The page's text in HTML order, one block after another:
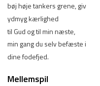
bøj høje tankers grene, giv
ydmyg kærlighed
til Gud og til min næste,
min gang du selv befæste i
dine fodefjed.
Mellemspil